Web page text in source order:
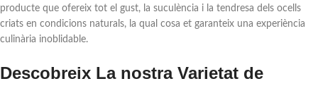
producte que ofereix tot el gust, la suculència i la tendresa dels ocells
criats en condicions naturals, la qual cosa et garanteix una experiència
culinària inoblidable.
Descobreix La nostra Varietat de